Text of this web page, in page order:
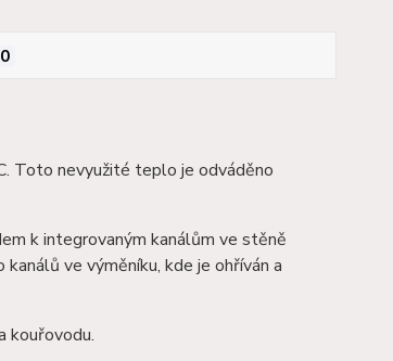
0
Toto nevyužité teplo je odváděno
k integrovaným kanálům ve stěně
ve výměníku, kde je ohříván a
kouřovodu.